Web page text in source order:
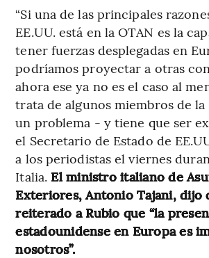
“Si una de las principales
EE.UU. está en la OTAN es la
tener fuerzas desplegadas en
podríamos proyectar a otras
ahora ese ya no es el caso al
trata de algunos miembros de la
un problema - y tiene que ser
el Secretario de Estado de
a los periodistas el viernes
Italia. El ministro italiano de
Exteriores, Antonio Tajani, dijo
reiterado a Rubio que “la
estadounidense en Europa es
nosotros”.